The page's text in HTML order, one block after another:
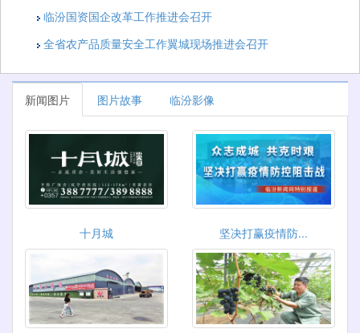
临汾国资国企改革工作推进会召开
全省农产品质量安全工作翼城现场推进会召开
新闻图片 图片故事 临汾影像
十月城 坚决打赢疫情防...